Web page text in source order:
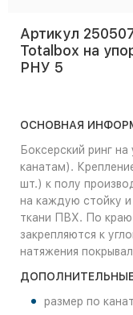
Артикул
Totalbox на
РНУ 5
ОСНОВНАЯ
Боксерский ринг
канатам).
шт.) к полу
на каждую стойку
ткани ПВХ. По
закрепляются к
натяжения
размер по